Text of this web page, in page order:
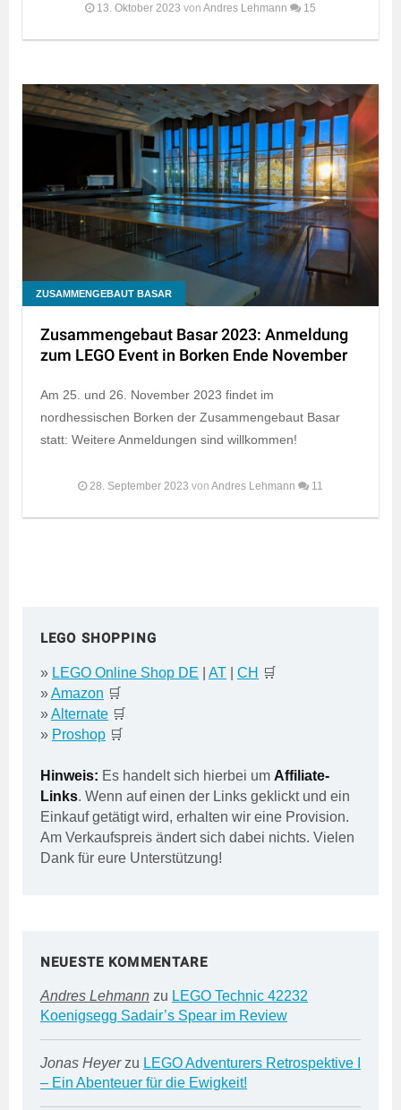
13. Oktober 2023 von Andres Lehmann 15
ZUSAMMENGEBAUT BASAR
Zusammengebaut Basar 2023: Anmeldung
zum LEGO Event in Borken Ende November
Am 25. und 26. November 2023 findet im
nordhessischen Borken der Zusammengebaut Basar
statt: Weitere Anmeldungen sind willkommen!
28. September 2023 von Andres Lehmann 11
LEGO SHOPPING
» LEGO Online Shop DE AT CH 🛒
»Amazon 🛒
»Alternate 🛒
» Proshop 🛒
Hinweis: Es handelt sich hierbei um Affiliate-
Links. Wenn auf einen der Links geklickt und ein
Einkauf getätigt wird, erhalten wir eine Provision.
Am Verkaufspreis ändert sich dabei nichts. Vielen
Dank für eure Unterstützung!
NEUESTE KOMMENTARE
Andres Lehmann zu LEGO Technic 42232
Koenigsegg Sadair’s Spear im Review
Jonas Heyerzu LEGO Adventurers Retrospektive I
– Ein Abenteuer für die Ewigkeit!